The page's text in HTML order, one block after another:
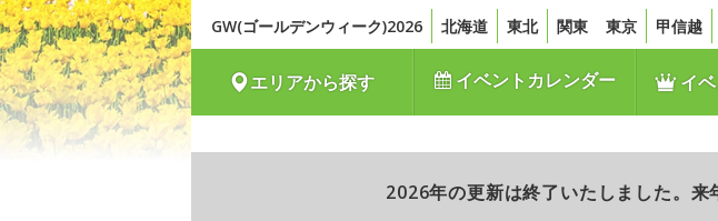
GW(ゴールデンウィーク)2026 北海道 東北 関東 東京 甲信越
エリアから探す イベントカレンダー イベ
2026年の更新は終了いたしました。来